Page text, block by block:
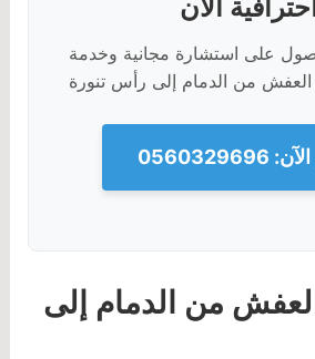
احترافية الآن
على استشارة مجانية وخدمة
من الدمام إلى رأس تنورة
من الدمام إلى